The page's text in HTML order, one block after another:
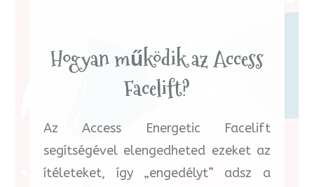
Hogyan működik az Access
Facelift?
Az Access Energetic Facelift
segítségével elengedheted ezeket az
ítéleteket, így „engedélyt” adsz a